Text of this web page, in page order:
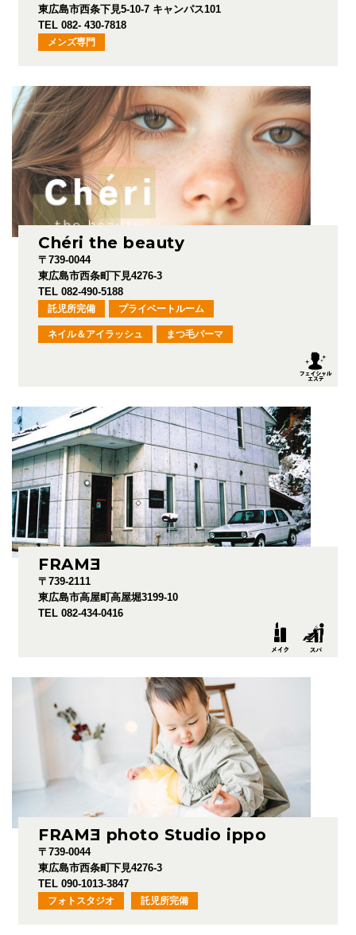
東広島市西条下見5-10-7 キャンパス101
TEL 082- 430-7818
メンズ専門
Chéri the beauty
〒739-0044
東広島市西条町下見4276-3
TEL 082-490-5188
託児所完備 プライベートルーム
ネイル＆アイラッシュ まつ毛パーマ
FRAME
〒739-2111
東広島市高屋町高屋堀3199-10
TEL 082-434-0416
FRAME photo Studio ippo
〒739-0044
東広島市西条町下見4276-3
TEL 090-1013-3847
フォトスタジオ 託児所完備